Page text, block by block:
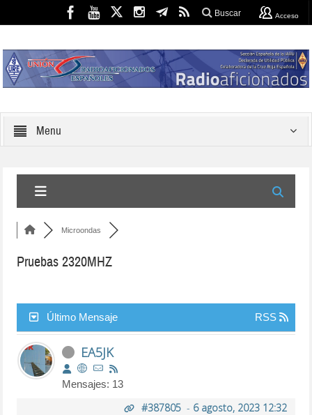
Buscar Acceso
Menu
Microondas
Pruebas 2320MHZ
Último Mensaje RSS
EA5JK
Mensajes: 13
#387805- 6 agosto, 2023 12:32